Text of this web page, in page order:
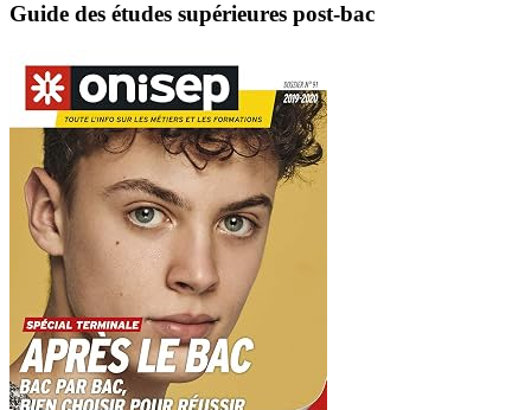
Guide des études supérieures post-bac